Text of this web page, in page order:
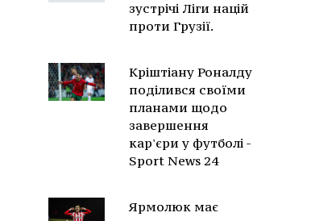
зустрічі Ліги націй
проти Грузії.
Кріштіану Роналду
поділився своїми
планами щодо
завершення
кар'єри у футболі -
Sport News 24
Ярмолюк має